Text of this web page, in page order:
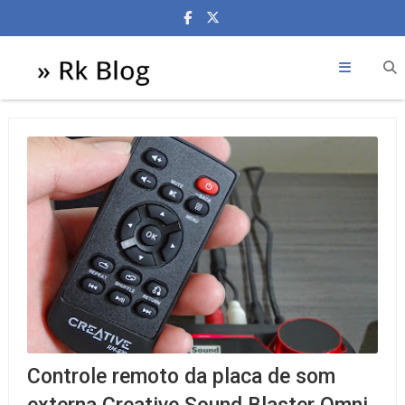
Controle remoto da placa de som